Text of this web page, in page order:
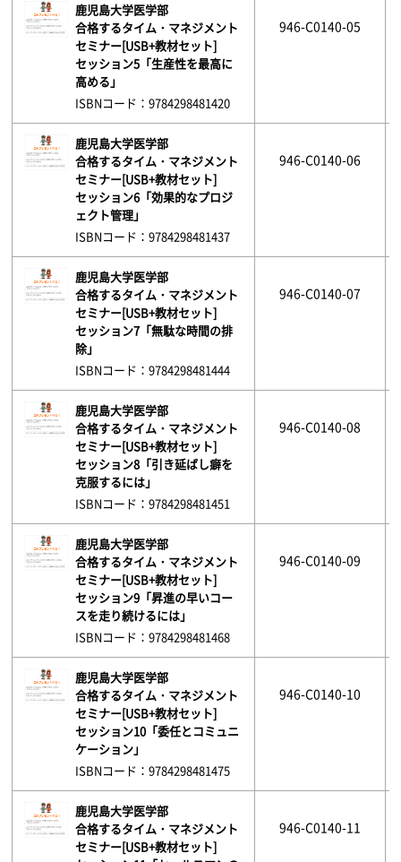
鹿児島大学医学部
合格するタイム・マネジメント
セミナー[USB+教材セット]
セッション5「生産性を最高に
高める」
ISBNコード：9784298481420
946-C0140-05
鹿児島大学医学部
合格するタイム・マネジメント
セミナー[USB+教材セット]
セッション6「効果的なプロジ
ェクト管理」
ISBNコード：9784298481437
946-C0140-06
鹿児島大学医学部
合格するタイム・マネジメント
セミナー[USB+教材セット]
セッション7「無駄な時間の排
除」
ISBNコード：9784298481444
946-C0140-07
鹿児島大学医学部
合格するタイム・マネジメント
セミナー[USB+教材セット]
セッション8「引き延ばし癖を
克服するには」
ISBNコード：9784298481451
946-C0140-08
鹿児島大学医学部
合格するタイム・マネジメント
セミナー[USB+教材セット]
セッション9「昇進の早いコー
スを走り続けるには」
ISBNコード：9784298481468
946-C0140-09
鹿児島大学医学部
合格するタイム・マネジメント
セミナー[USB+教材セット]
セッション10「委任とコミュニ
ケーション」
ISBNコード：9784298481475
946-C0140-10
鹿児島大学医学部
合格するタイム・マネジメント
セミナー[USB+教材セット]
946-C0140-11